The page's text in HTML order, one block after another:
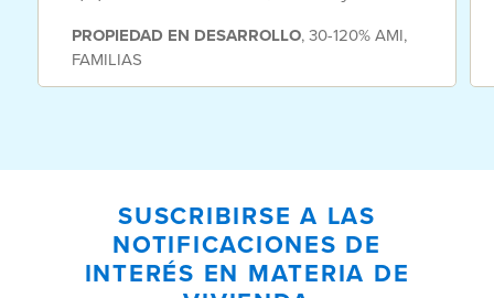
PROPIEDAD EN DESARROLLO,30-120% AMI,
FAMILIAS
SUSCRIBIRSE A LAS
NOTIFICACIONES DE
INTERÉS EN MATERIA DE